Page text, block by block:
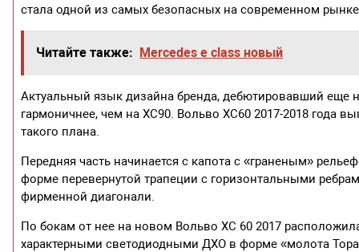
стала одной из самых безопасных на современном
Читайте также: Mercedes e class новый
Актуальный язык дизайна бренда, дебютировавший еще
гармоничнее, чем на XC90. Вольво ХС60 2017-2018 года
такого плана.
Передняя часть начинается с капота с «граненым»
форме перевернутой трапеции с горизонтальными
фирменной диагонали.
По бокам от нее на новом Вольво ХС 60 2017
характерными светодиодными ДХО в форме «молота